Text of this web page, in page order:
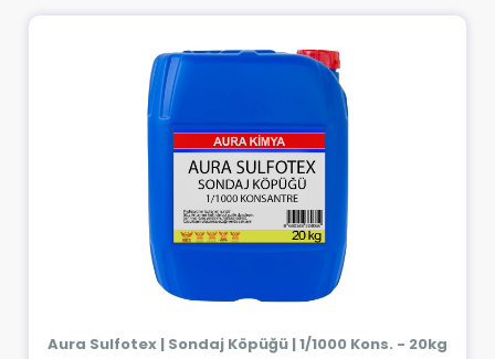
Aura Sulfotex | Sondaj Köpüğü | 1/1000 Kons. - 20kg